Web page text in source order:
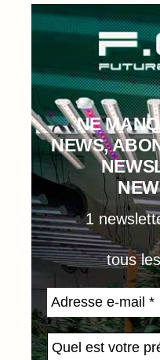
NE
NEWS,
1
tous